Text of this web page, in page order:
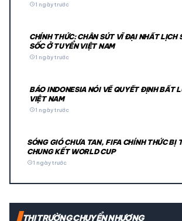
schedule1 ngày trước
CHÍNH THỨC: CHÂN SÚT VĨ ĐẠI NHẤT LỊCH
SỐC Ở TUYỂN VIỆT NAM
schedule1 ngày trước
BÁO INDONESIA NÓI VỀ QUYẾT ĐỊNH BẤT
VIỆT NAM
schedule1 ngày trước
SÓNG GIÓ CHƯA TAN, FIFA CHÍNH THỨC BỊ
CHUNG KẾT WORLD CUP
schedule1 ngày trước
THỊ TRƯỜNG CHUYỂN NHƯỢNG